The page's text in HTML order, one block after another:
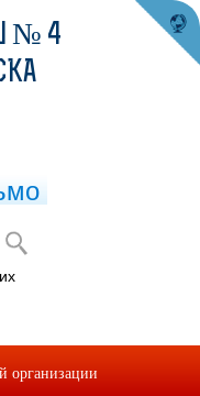
муниципальной
№ 4
организации